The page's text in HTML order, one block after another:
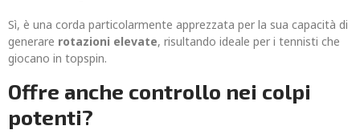
Sì, è una corda particolarmente apprezzata per la sua capacità di
generare rotazioni elevate, risultando ideale per i tennisti che
giocano in topspin.
Offre anche controllo nei colpi
potenti?